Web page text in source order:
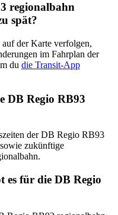
regionalbahn
spät?
der Karte verfolgen,
im Fahrplan der
du die Transit-App
DB Regio RB93
der DB Regio RB93
zukünftige
es für die DB Regio